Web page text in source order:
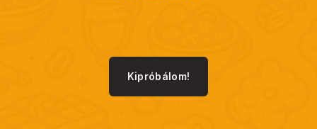
Kipróbálom!